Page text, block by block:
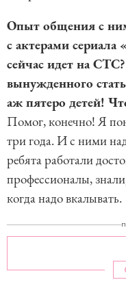
Опыт общения с
с актерами
сейчас идет на
вынужденного
аж пятеро детей!
Помог, конечно! Я
три года. И с ними
ребята работали
профессионалы,
когда надо вкалывать.